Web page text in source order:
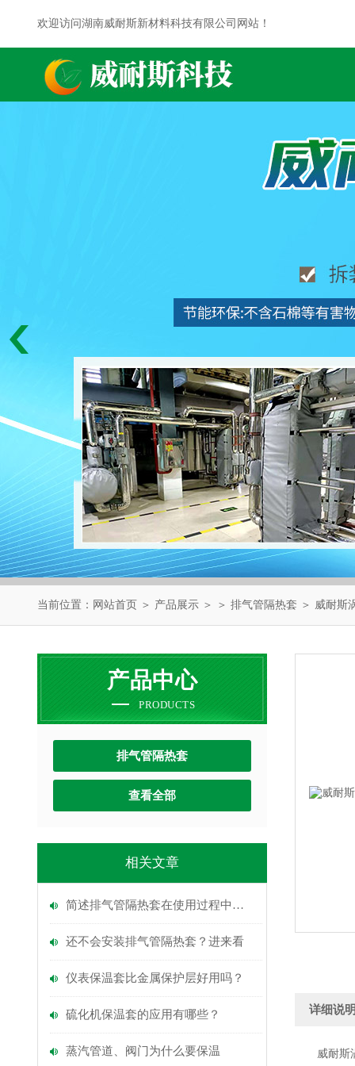
欢迎访问湖南威耐斯新材料科技有限公司网站！
当前位置： 网站首页 ＞ 产品展示 ＞ ＞ 排气管隔热套 ＞ 威耐斯
产品中心
PRODUCTS
排气管隔热套
查看全部
相关文章
简述排气管隔热套在使用过程中的常见问题相应解决方法
还不会安装排气管隔热套？进来看
仪表保温套比金属保护层好用吗？
硫化机保温套的应用有哪些？
蒸汽管道、阀门为什么要保温
详细说明
威耐斯涡